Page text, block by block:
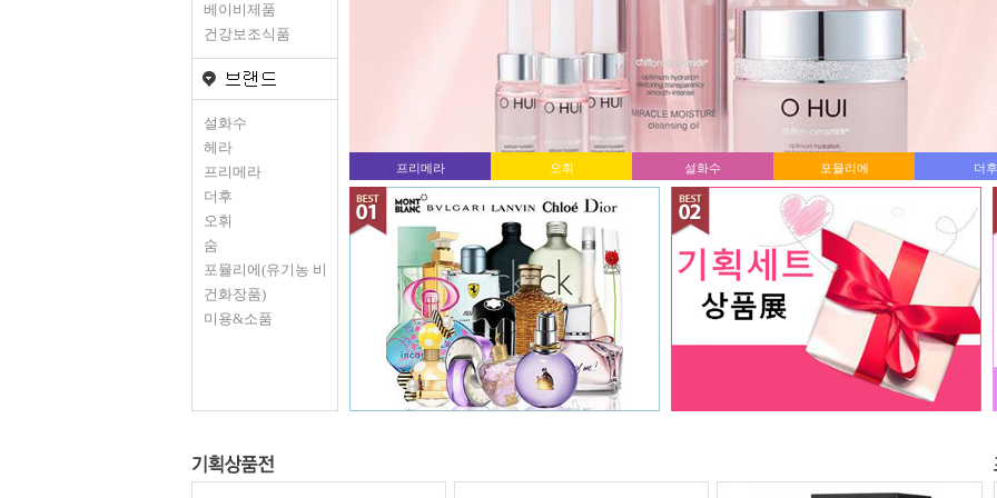
베이비제품
건강보조식품
설화수
헤라
프리메라
더후
오휘
숨
포뮬리에(유기농 비
건화장품)
미용&소품
프리메라 오휘 설화수 포뮬리에 더후